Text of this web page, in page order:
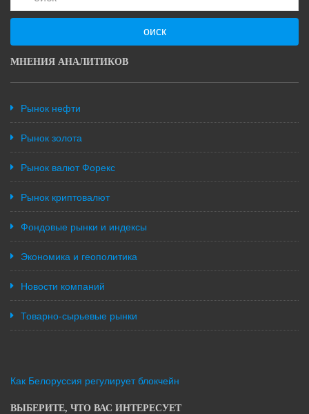
оиск
МНЕНИЯ АНАЛИТИКОВ
Рынок нефти
Рынок золота
Рынок валют Форекс
Рынок криптовалют
Фондовые рынки и индексы
Экономика и геополитика
Новости компаний
Товарно-сырьевые рынки
Как Белоруссия регулирует блокчейн
ВЫБЕРИТЕ, ЧТО ВАС ИНТЕРЕСУЕТ